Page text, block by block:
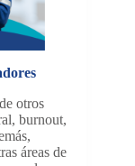
otros
burnout,
áreas de